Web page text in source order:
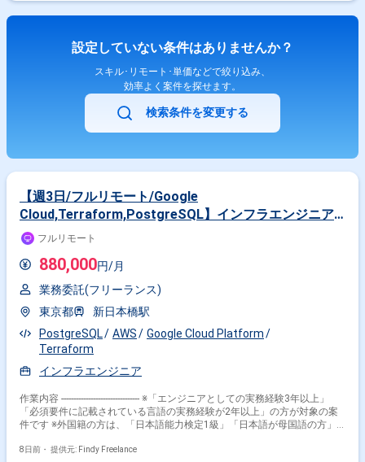
設定していない条件はありませんか？
スキル･リモート･単価などで絞り込み、
効率よく案件を探せます。
検索条件を変更する
【週3日/フルリモート/Google
Cloud,Terraform,PostgreSQL】インフラエンジニア -
大手製造業向けデータ基盤構築に伴うクラウドインフラ
設計・構築
フルリモート
880,000円/月
業務委託(フリーランス)
東京都
新日本橋駅
PostgreSQL
AWS
Google Cloud Platform
Terraform
インフラエンジニア
作業内容 -------------------------------- ※「エンジニアとしての実務経験3年以上」
「必須要件に記載されている言語の実務経験が2年以上」の方が対象の案
件です ※外国籍の方は、「日本語能力検定1級」「日本語が母国語の方」
稼働が前提となります。 ※すでにFindy Freelanceで担当がついている方
8日前・ 提供元: Findy Freelance